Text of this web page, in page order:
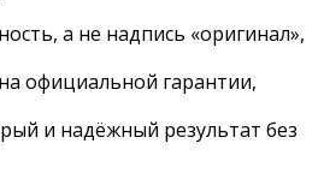
а не надпись «оригинал»,
официальной гарантии,
и надёжный результат без